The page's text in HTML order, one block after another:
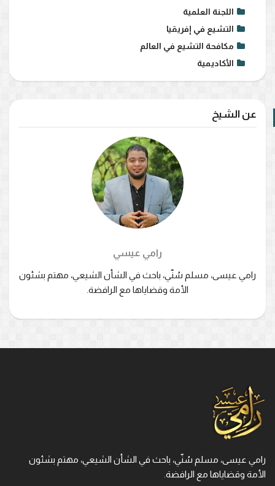
اللجنة العلمية
التشيع في إفريقيا
مكافحة التشيع في العالم
الأكاديمية
عن الشيخ
رامي عيسي
رامي عيسى، مسلم سُنّي، باحث في الشأن الشيعي، مهتم بشئون
الأمة وقضاياها مع الرافضة.
رامي عيسى، مسلم سُنّي، باحث في الشأن الشيعي، مهتم بشئون
الأمة وقضاياها مع الرافضة.